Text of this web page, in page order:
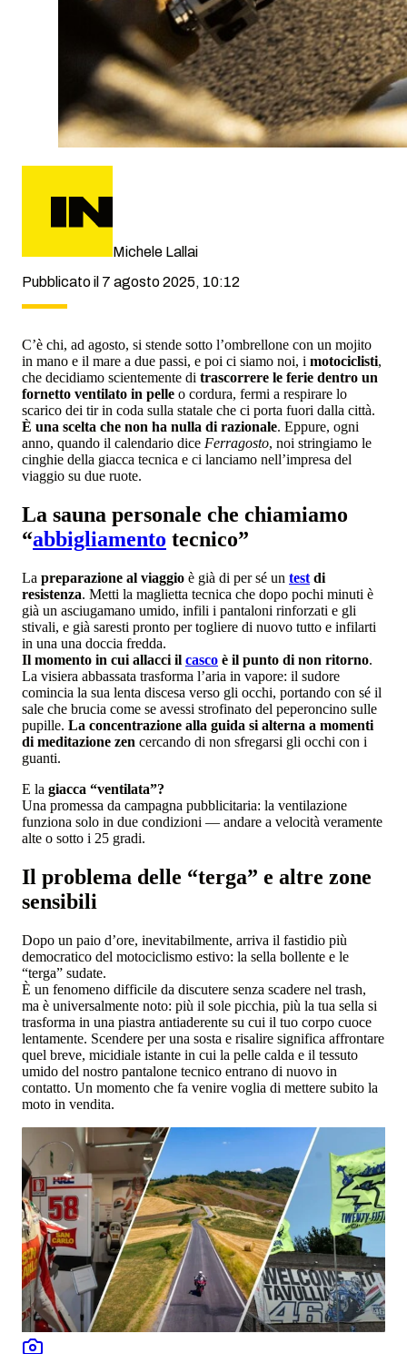
Michele Lallai
Pubblicato il 7 agosto 2025, 10:12
C’è chi, ad agosto, si stende sotto l’ombrellone con un mojito
in mano e il mare a due passi, e poi ci siamo noi, i motociclisti,
che decidiamo scientemente di trascorrere le ferie dentro un
fornetto ventilato in pelle o cordura, fermi a respirare lo
scarico dei tir in coda sulla statale che ci porta fuori dalla città.
È una scelta che non ha nulla di razionale. Eppure, ogni
anno, quando il calendario dice Ferragosto, noi stringiamo le
cinghie della giacca tecnica e ci lanciamo nell’impresa del
viaggio su due ruote.
La sauna personale che chiamiamo
“abbigliamento tecnico”
La preparazione al viaggio è già di per sé un test di
resistenza. Metti la maglietta tecnica che dopo pochi minuti è
già un asciugamano umido, infili i pantaloni rinforzati e gli
stivali, e già saresti pronto per togliere di nuovo tutto e infilarti
in una una doccia fredda.
Il momento in cui allacci il casco è il punto di non ritorno.
La visiera abbassata trasforma l’aria in vapore: il sudore
comincia la sua lenta discesa verso gli occhi, portando con sé il
sale che brucia come se avessi strofinato del peperoncino sulle
pupille. La concentrazione alla guida si alterna a momenti
di meditazione zen cercando di non sfregarsi gli occhi con i
guanti.
E la giacca “ventilata”?
Una promessa da campagna pubblicitaria: la ventilazione
funziona solo in due condizioni — andare a velocità veramente
alte o sotto i 25 gradi.
Il problema delle “terga” e altre zone
sensibili
Dopo un paio d’ore, inevitabilmente, arriva il fastidio più
democratico del motociclismo estivo: la sella bollente e le
“terga” sudate.
È un fenomeno difficile da discutere senza scadere nel trash,
ma è universalmente noto: più il sole picchia, più la tua sella si
trasforma in una piastra antiaderente su cui il tuo corpo cuoce
lentamente. Scendere per una sosta e risalire significa affrontare
quel breve, micidiale istante in cui la pelle calda e il tessuto
umido del nostro pantalone tecnico entrano di nuovo in
contatto. Un momento che fa venire voglia di mettere subito la
moto in vendita.